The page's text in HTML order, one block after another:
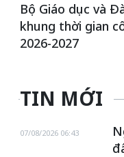
Bộ Giáo dục và
khung thời gian
2026-2027
TIN MỚI
07/08/2026 06:43